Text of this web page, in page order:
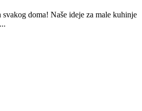
doma! Naše ideje za male kuhinje